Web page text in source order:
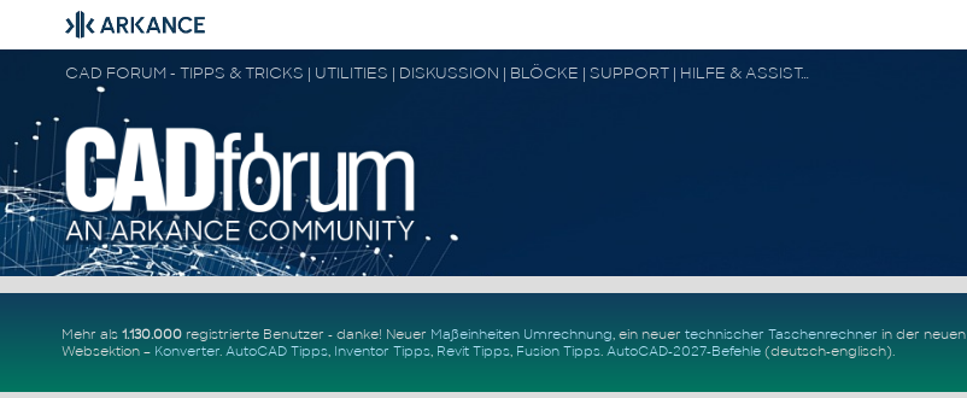
CAD FORUM - TIPPS & TRICKS | UTILITIES | DISKUSSION | BLÖCKE | SUPPORT | HILFE & ASSISTANCE
Mehr als 1.130.000registrierte Benutzer - danke! Neuer Maßeinheiten Umrechnung, ein neuer technischer Taschenrechner in der neuen
Websektion – Konverter. AutoCAD Tipps, Inventor Tipps, Revit Tipps, Fusion Tipps. AutoCAD-2027-Befehle(deutsch-englisch).